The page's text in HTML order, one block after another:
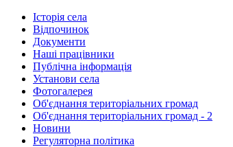
Історія села
Відпочинок
Документи
Наші працівники
Публічна інформація
Установи села
Фотогалерея
Об'єднання територіальних громад
Об'єднання територіальних громад - 2
Новини
Регуляторна політика